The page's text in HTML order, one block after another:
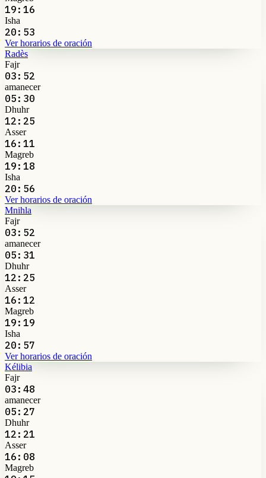
19:16
Isha
20:53
Ver horarios de oración
Radès
Fajr
03:52
amanecer
05:30
Dhuhr
12:25
Asser
16:11
Magreb
19:18
Isha
20:56
Ver horarios de oración
Mnihla
Fajr
03:52
amanecer
05:31
Dhuhr
12:25
Asser
16:12
Magreb
19:19
Isha
20:57
Ver horarios de oración
Kélibia
Fajr
03:48
amanecer
05:27
Dhuhr
12:21
Asser
16:08
Magreb